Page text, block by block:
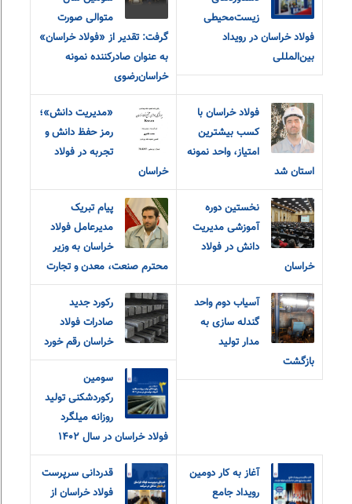
زیست‌محیطی
فولاد خراسان در رویداد
بین‌المللی
متوالی صورت
گرفت: تقدیر از «فولاد خراسان»
به عنوان صادرکننده نمونه
خراسان‌رضوی
فولاد خراسان با
کسب بیشترین
امتیاز، واحد نمونه
استان شد
«مديريت دانش»؛
رمز حفظ دانش و
تجربه در فولاد
خراسان
نخستین دوره
آموزشی مدیریت
دانش در فولاد
خراسان
پیام تبریک
مدیرعامل فولاد
خراسان به وزیر
محترم صنعت، معدن و تجارت
آسیاب دوم واحد
گندله سازی به
مدار تولید
بازگشت
رکورد جدید
صادرات فولاد
خراسان رقم خورد
سومین
رکوردشکنی تولید
روزانه میلگرد
فولاد خراسان در سال ۱۴۰۲
آغاز به کار دومین
رویداد جامع
قدردانی سرپرست
فولاد خراسان از